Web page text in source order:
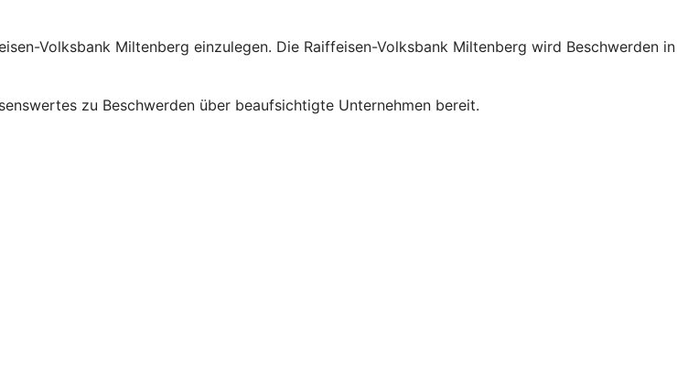
Volksbank Miltenberg einzulegen. Die Raiffeisen-Volksbank Miltenberg wird Beschwerden in
zu Beschwerden über beaufsichtigte Unternehmen bereit.